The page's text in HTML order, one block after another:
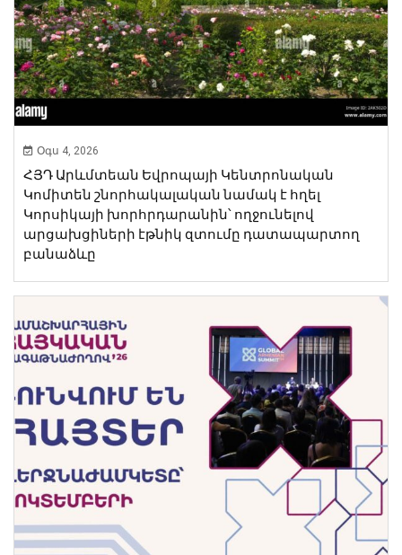
Օգս 4, 2026
ՀՅԴ Արևմտեան Եվրոպայի Կենտրոնական
Կոմիտեն շնորհակալական նամակ է հղել
Կորսիկայի խորհրդարանին՝ ողջունելով
արցախցիների էթնիկ զտումը դատապարտող
բանաձևը